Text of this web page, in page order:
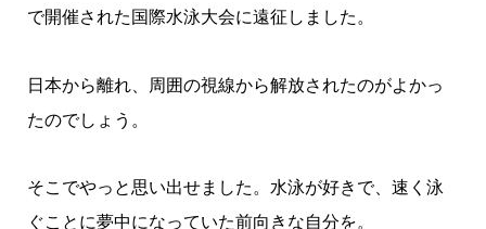
で開催された国際水泳大会に遠征しました。
日本から離れ、周囲の視線から解放されたのがよかっ
たのでしょう。
そこでやっと思い出せました。水泳が好きで、速く泳
ぐことに夢中になっていた前向きな自分を。